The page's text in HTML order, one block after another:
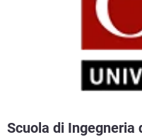
Scuola di Ingegneria